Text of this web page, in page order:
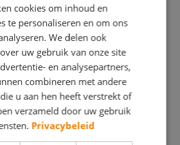
IN 2026
van de SLIM-subsidie. Er is in totaal
Per bedrijf kun je maximaal
voor opleiding en ontwikkeling
subsidie aanvragen voor:
de scholingsbehoefte binnen jouw
van een opleidings- of ontwikkelplan.
cookies om inhoud en
te personaliseren en om ons
We delen ook
uw gebruik van onze site
en analysepartners,
combineren met andere
u aan hen heeft verstrekt of
verzameld door uw gebruik
Privacybeleid